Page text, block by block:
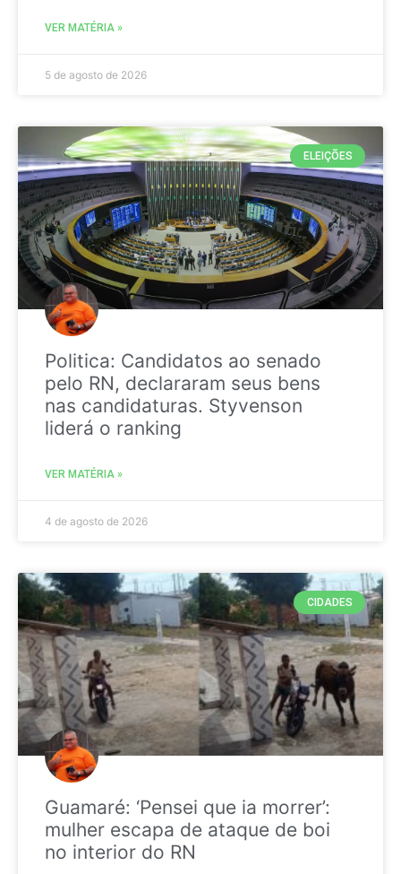
VER MATÉRIA »
5 de agosto de 2026
ELEIÇÕES
Politica: Candidatos ao senado
pelo RN, declararam seus bens
nas candidaturas. Styvenson
liderá o ranking
VER MATÉRIA »
4 de agosto de 2026
CIDADES
Guamaré: ‘Pensei que ia morrer’:
mulher escapa de ataque de boi
no interior do RN